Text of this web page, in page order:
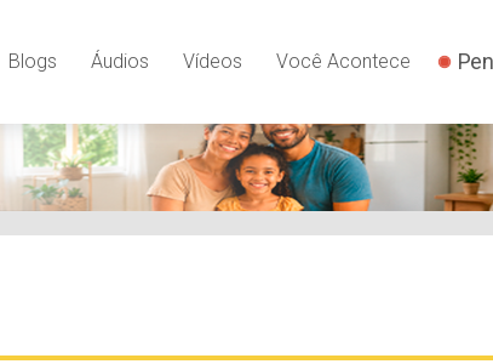
Blogs Áudios Vídeos Você Acontece